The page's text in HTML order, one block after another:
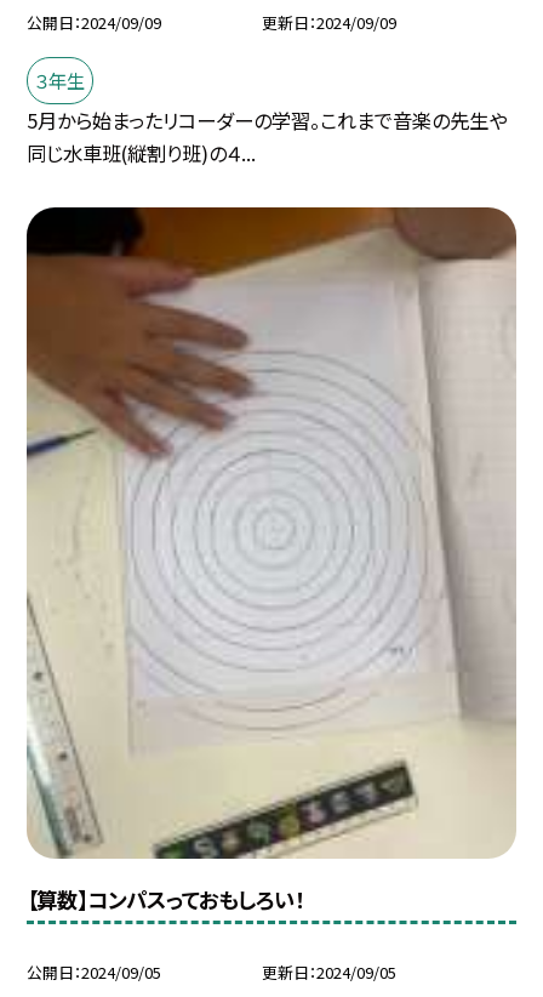
公開日 2024/09/09 更新日 2024/09/09
３年生
5月から始まったリコーダーの学習。これまで音楽の先生や
同じ水車班(縦割り班)の４...
【算数】コンパスっておもしろい！
公開日 2024/09/05 更新日 2024/09/05